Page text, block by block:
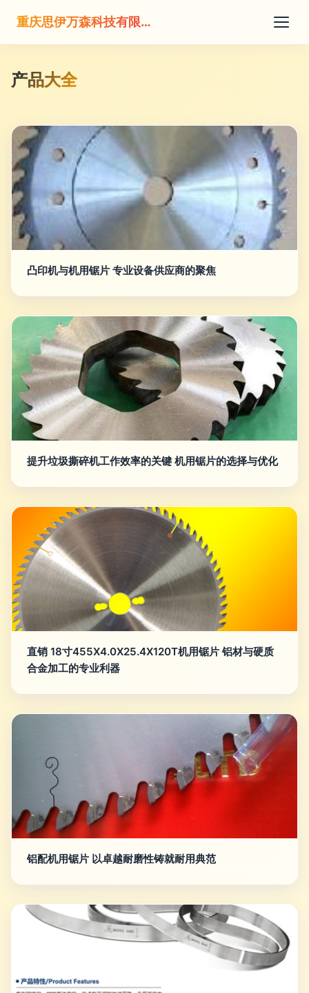
重庆思伊万森科技有限公司
产品大全
凸印机与机用锯片 专业设备供应商的聚焦
提升垃圾撕碎机工作效率的关键 机用锯片的选择与优化
直销 18寸455X4.0X25.4X120T机用锯片 铝材与硬质
合金加工的专业利器
铝配机用锯片 以卓越耐磨性铸就耐用典范